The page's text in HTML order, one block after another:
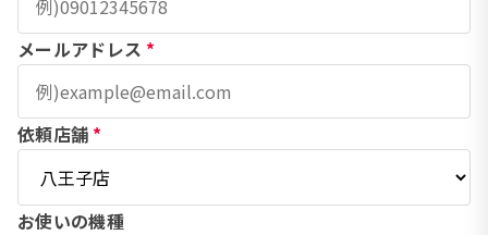
メールアドレス *
依頼店舗 *
お使いの機種